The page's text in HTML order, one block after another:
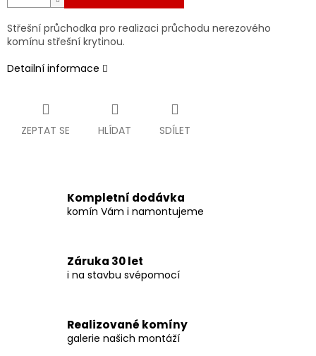
Střešní průchodka pro realizaci průchodu nerezového
komínu střešní krytinou.
Detailní informace
ZEPTAT SE HLÍDAT SDÍLET
Kompletní dodávka
komín Vám i namontujeme
Záruka 30 let
i na stavbu svépomocí
Realizované komíny
galerie našich montáží